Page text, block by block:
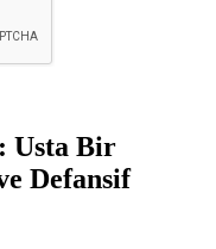
Usta Bir
Defansif